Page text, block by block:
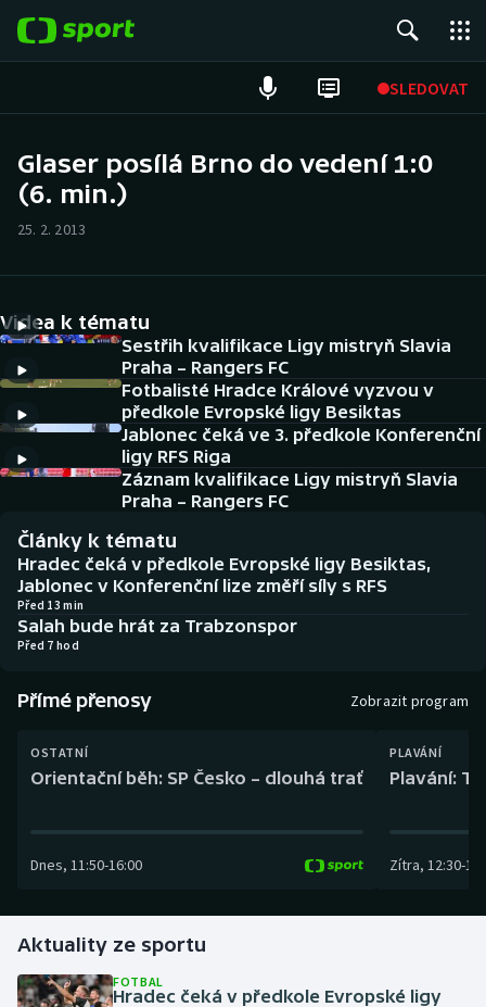
SLEDOVAT
Hokej
Cyklistika
DALŠÍ SPORTY
Americký fotbal
Baseball a softbal
Basketbal
Biatlon
Box
Curling
Florbal
Futsal
Golf
NEPŘEHLÉDNĚTE
Historické návraty
Aplikace ČT sport
Glaser posílá Brno do vedení 1:0
(6. min.)
25. 2. 2013
Videa k tématu
Sestřih kvalifikace Ligy mistryň Slavia
Praha – Rangers FC
Fotbalisté Hradce Králové vyzvou v
předkole Evropské ligy Besiktas
Jablonec čeká ve 3. předkole Konferenční
ligy RFS Riga
Záznam kvalifikace Ligy mistryň Slavia
Praha – Rangers FC
Články k tématu
Hradec čeká v předkole Evropské ligy Besiktas,
Jablonec v Konferenční lize změří síly s RFS
Před 13 min
Salah bude hrát za Trabzonspor
Před 7 hod
Přímé přenosy Zobrazit program
OSTATNÍ
Orientační běh: SP Česko – dlouhá trať
Dnes, 11:50-16:00
PLAVÁNÍ
Plavání:
Zítra, 12:30-
Aktuality ze sportu
FOTBAL
Hradec čeká v předkole Evropské ligy